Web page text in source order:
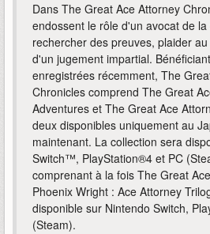
Dans The Great Ace Attorney
endossent le rôle d'un avocat de
rechercher des preuves, plaider
d'un jugement impartial.
enregistrées récemment, The
Chronicles comprend The Great
Adventures et The Great Ace
deux disponibles uniquement au
maintenant. La collection sera
Switch™, PlayStation®4 et PC
comprenant à la fois The Great
Phoenix Wright : Ace Attorney
disponible sur Nintendo Switch,
(Steam).